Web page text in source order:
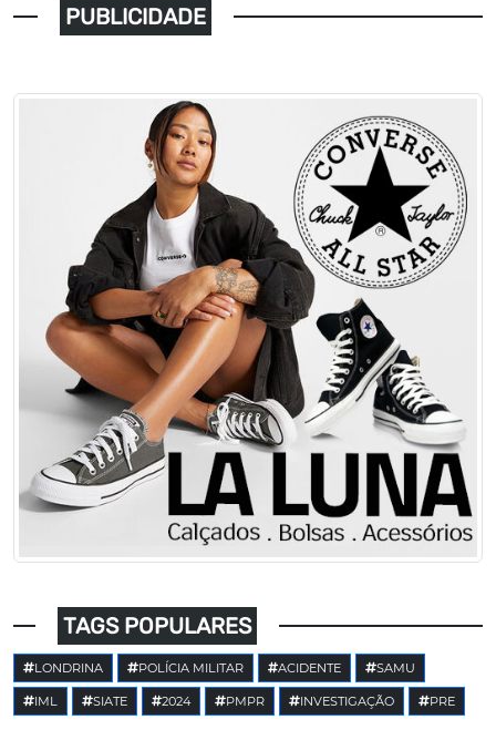
PUBLICIDADE
TAGS POPULARES
LONDRINA POLÍCIA MILITAR ACIDENTE SAMU
IML SIATE 2024 PMPR INVESTIGAÇÃO PRE